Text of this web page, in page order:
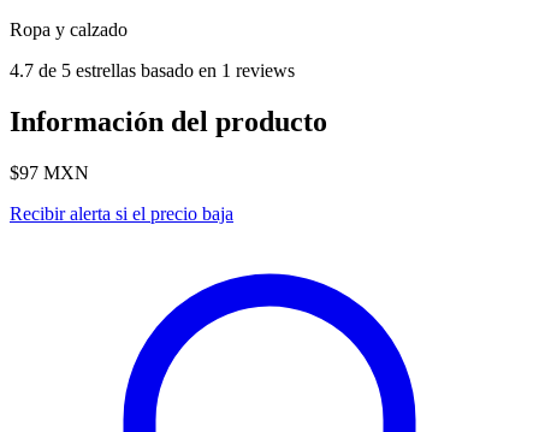
Ropa y calzado
4.7 de 5 estrellas basado en 1 reviews
Información del producto
$97 MXN
Recibir alerta si el precio baja